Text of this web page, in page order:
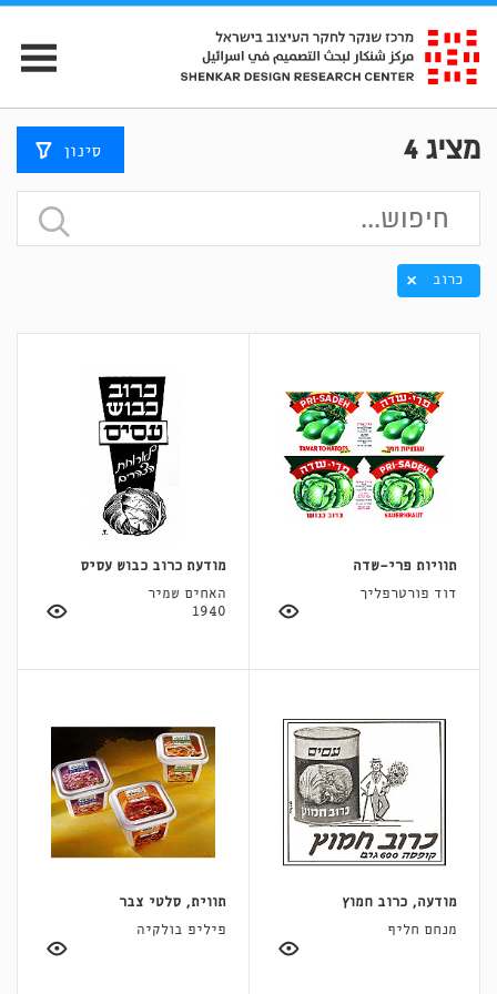
מציג4 סינון
כרוב
תוויות פרי-שדה
דוד פורטרפליך
מודעת כרוב כבוש עסיס
האחים שמיר
1940
מודעה, כרוב חמוץ
מנחם חליף
תווית, סלטי צבר
פיליפ בולקיה